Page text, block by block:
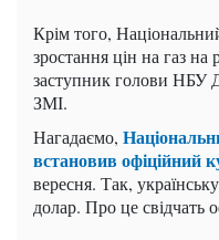
Крім того,
зростання цін на газ на
заступник голови НБУ
ЗМІ.
Нагадаємо,
встановив офіційний
вересня. Так,
долар. Про це свідчать